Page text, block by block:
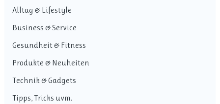
Alltag & Lifestyle
Business & Service
Gesundheit & Fitness
Produkte & Neuheiten
Technik & Gadgets
Tipps, Tricks uvm.